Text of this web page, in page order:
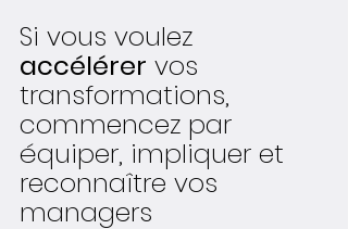
Si vous voulez
accélérer vos
transformations,
commencez par
équiper, impliquer et
reconnaître vos
managers